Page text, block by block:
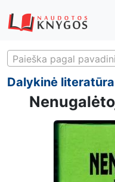
Paieška pagal
Dalykinė literatūra